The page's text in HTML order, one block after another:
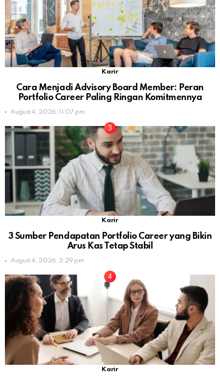
Karir
Cara Menjadi Advisory Board Member: Peran
Portfolio Career Paling Ringan Komitmennya
August 4, 2026, 11:07 pm
Karir
3 Sumber Pendapatan Portfolio Career yang Bikin
Arus Kas Tetap Stabil
August 4, 2026, 3:29 pm
Karir